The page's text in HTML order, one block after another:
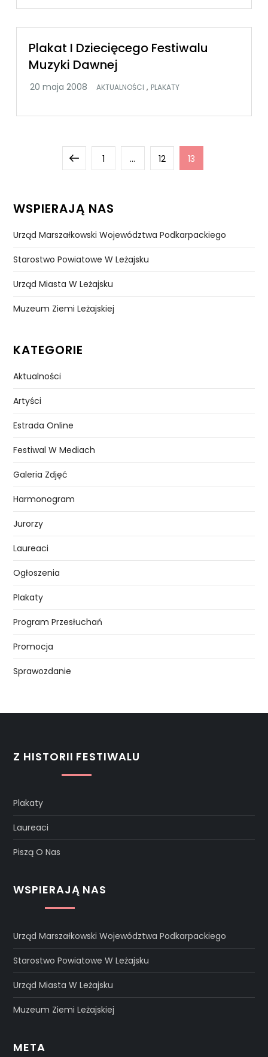
Plakat I Dziecięcego Festiwalu
Muzyki Dawnej
AKTUALNOŚCI , PLAKATY
Stronicowanie
PreviousPage
1 … Page
12 Page
13
WSPIERAJĄ NAS
Urząd Marszałkowski Województwa Podkarpackiego
Starostwo Powiatowe W Leżajsku
Urząd Miasta W Leżajsku
Muzeum Ziemi Leżajskiej
KATEGORIE
Aktualności
Artyści
Estrada Online
Festiwal W Mediach
Galeria Zdjęć
Harmonogram
Jurorzy
Laureaci
Ogłoszenia
Plakaty
Program Przesłuchań
Promocja
Sprawozdanie
Z HISTORII FESTIWALU
Plakaty
Laureaci
Piszą O Nas
WSPIERAJĄ NAS
Urząd Marszałkowski Województwa Podkarpackiego
Starostwo Powiatowe W Leżajsku
Urząd Miasta W Leżajsku
Muzeum Ziemi Leżajskiej
META